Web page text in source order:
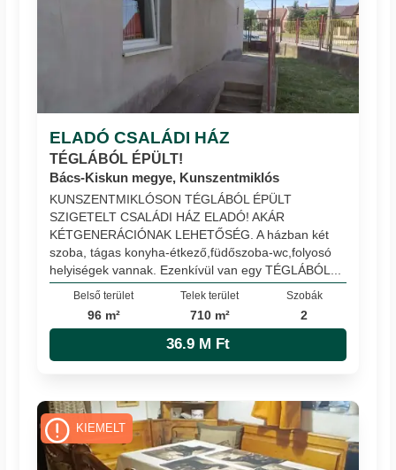
ELADÓ CSALÁDI HÁZ
TÉGLÁBÓL ÉPÜLT!
Bács-Kiskun megye, Kunszentmiklós
KUNSZENTMIKLÓSON TÉGLÁBÓL ÉPÜLT
SZIGETELT CSALÁDI HÁZ ELADÓ! AKÁR
KÉTGENERÁCIÓNAK LEHETŐSÉG. A házban két
szoba, tágas konyha-étkező,füdőszoba-wc,folyosó
helyiségek vannak. Ezenkívül van egy TÉGLÁBÓL...
Belső terület
96 m²
Telek terület
710 m²
Szobák
2
36.9 M Ft
KIEMELT